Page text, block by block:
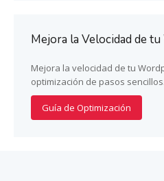
Mejora la Velocidad de
Mejora la velocidad de tu
optimización de pasos sencillos.
Guía de Optimización